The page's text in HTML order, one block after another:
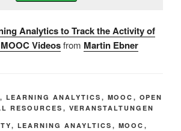
Analytics to Track the Activity of
Videosfrom Martin Ebner
, LEARNING ANALYTICS , MOOC , OPEN
RESOURCES, VERANSTALTUNGEN
, LEARNING ANAYLTICS , MOOC ,